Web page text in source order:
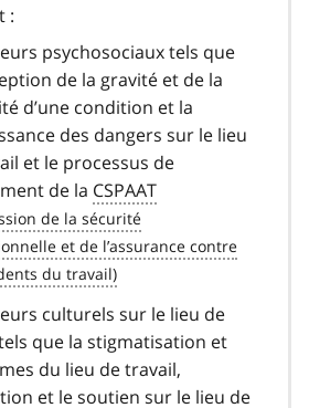
:
psychosociaux tels que
de la gravité et de la
d’une condition et la
des dangers sur le lieu
et le processus de
de la CSPAAT
culturels sur le lieu de
que la stigmatisation et
du lieu de travail,
et le soutien sur le lieu de